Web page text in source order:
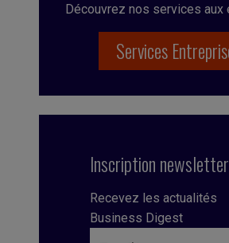
Découvrez nos services aux
Services
Inscription newsletter
Recevez les actualités
Business Digest